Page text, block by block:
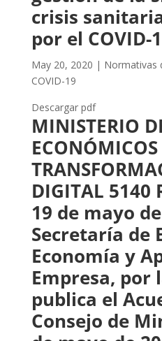
crisis
por el COVID-
May 20, 2020 | Normativas
COVID-19
Descargar pdf
MINISTERIO
ECONÓMICOS
DIGITAL 5140
19 de mayo
Secretaría de
Economía y
Empresa, por
publica el
Consejo de